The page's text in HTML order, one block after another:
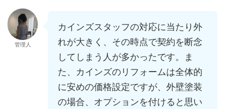
管理人
カインズスタッフの対応に当たり外
れが大きく、その時点で契約を断念
してしまう人が多かったです。ま
た、カインズのリフォームは全体的
に安めの価格設定ですが、外壁塗装
の場合、オプションを付けると思い